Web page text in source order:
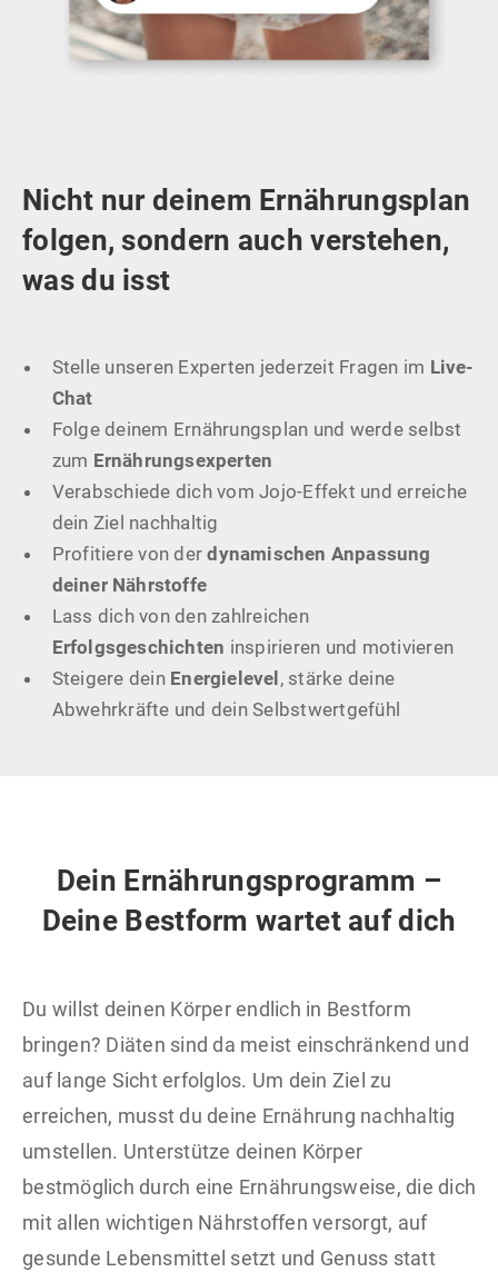
Nicht nur deinem Ernährungsplan
folgen, sondern auch verstehen,
was du isst
Stelle unseren Experten jederzeit Fragen im Live-
Chat
Folge deinem Ernährungsplan und werde selbst
zum Ernährungsexperten
Verabschiede dich vom Jojo-Effekt und erreiche
dein Ziel nachhaltig
Profitiere von derdynamischen Anpassung
deiner Nährstoffe
Lass dich von den zahlreichen
Erfolgsgeschichten inspirieren und motivieren
Steigere dein Energielevel , stärke deine
Abwehrkräfte und dein Selbstwertgefühl
Dein Ernährungsprogramm –
Deine Bestform wartet auf dich
Du willst deinen Körper endlich in Bestform
bringen? Diäten sind da meist einschränkend und
auf lange Sicht erfolglos. Um dein Ziel zu
erreichen, musst du deine Ernährung nachhaltig
umstellen. Unterstütze deinen Körper
bestmöglich durch eine Ernährungsweise, die dich
mit allen wichtigen Nährstoffen versorgt, auf
gesunde Lebensmittel setzt und Genuss statt